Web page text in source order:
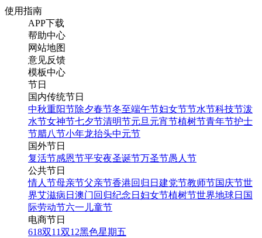
使用指南
APP下载
帮助中心
网站地图
意见反馈
模板中心
节日
国内传统节日
中秋重阳节除夕春节冬至端午节妇女节节水节科技节泼
水节女神节七夕节清明节元旦 元宵节植树节青年节护士
节腊八节小年龙抬头中元节
国外节日
复活节感恩节平安夜圣诞节万圣节愚人节
公共节日
情人节母亲节父亲节香港回归日 建党节教师节国庆节世
界艾滋病日 澳门回归纪念日 妇女节植树节世界地球日 国
际劳动节六一儿童节
电商节日
618双11双12黑色星期五